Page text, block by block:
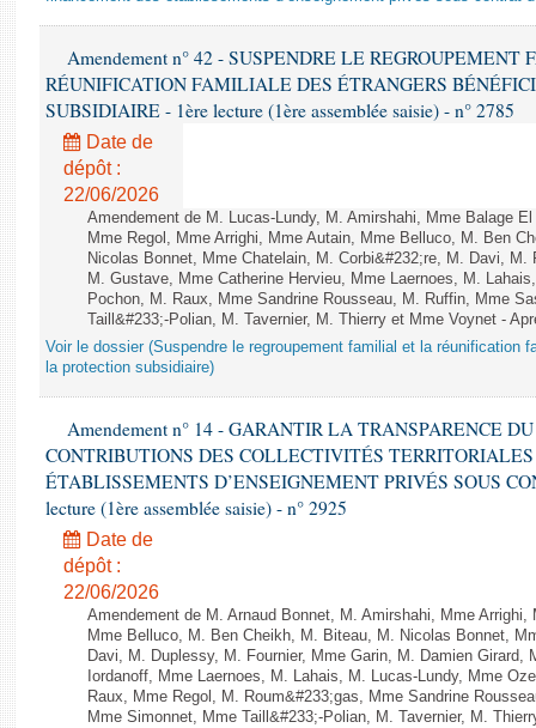
Amendement n° 42 - SUSPENDRE LE
RÉUNIFICATION FAMILIALE DES ÉTRANGERS
SUBSIDIAIRE - 1ère lecture (1ère assemblée saisie) - n° 2785
Date de
dépôt :
22/06/2026
Amendement de M. Lucas-Lundy, M. Amirshahi, Mme Balage
Mme Regol, Mme Arrighi, Mme Autain, Mme Belluco, M. Ben
Nicolas Bonnet, Mme Chatelain, M. Corbi&#232;re, M. Davi, M.
M. Gustave, Mme Catherine Hervieu, Mme Laernoes, M.
Pochon, M. Raux, Mme Sandrine Rousseau, M. Ruffin, Mme
Taill&#233;-Polian, M. Tavernier, M. Thierry et Mme Voynet -
Voir le dossier (Suspendre le regroupement familial et la réunification
la protection subsidiaire)
Amendement n° 14 - GARANTIR LA TRANSPARENCE
CONTRIBUTIONS DES COLLECTIVITÉS
ÉTABLISSEMENTS D’ENSEIGNEMENT PRIVÉS SOUS
lecture (1ère assemblée saisie) - n° 2925
Date de
dépôt :
22/06/2026
Amendement de M. Arnaud Bonnet, M. Amirshahi, Mme
Mme Belluco, M. Ben Cheikh, M. Biteau, M. Nicolas Bonnet,
Davi, M. Duplessy, M. Fournier, Mme Garin, M. Damien Girard,
Iordanoff, Mme Laernoes, M. Lahais, M. Lucas-Lundy, Mme
Raux, Mme Regol, M. Roum&#233;gas, Mme Sandrine
Mme Simonnet, Mme Taill&#233;-Polian, M. Tavernier, M.